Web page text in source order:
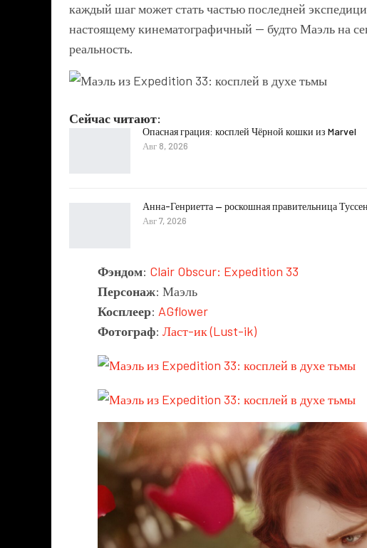
каждый шаг может стать частью последней
настоящему кинематографичный — будто Маэль на
реальность.
Сейчас читают:
Опасная грация: косплей Чёрной кошки из Marvel
Авг 8, 2026
Анна-Генриетта — роскошная правительница
Авг 7, 2026
Фэндом: Clair Obscur: Expedition 33
Персонаж: Маэль
Косплеер: AGflower
Фотограф: Ласт-ик (Lust-ik)